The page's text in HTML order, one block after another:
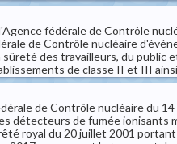
fédérale de Contrôle
de Contrôle nucléaire
des travailleurs, du public
de classe II et III
de Contrôle nucléaire du
détecteurs de fumée ionisants
royal du 20 juillet 2001